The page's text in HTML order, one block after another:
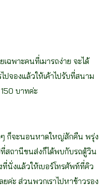
ฉพาะคนที่เมารถง่าย จะได้
ปจองแล้วให้เค้าไปรับที่สนาม
บาทค่ะ
ๆ ก็จะนอนหาดใหญ่สักคืน พรุ่ง
ที่สถานีขนส่งก็ได้พบกับรถตู้วิน
นั่งแล้วให้เบอร์โทรศัพท์ที่คิว
ยค่ะ ส่วนพวกเราไปหาข้าวรอง